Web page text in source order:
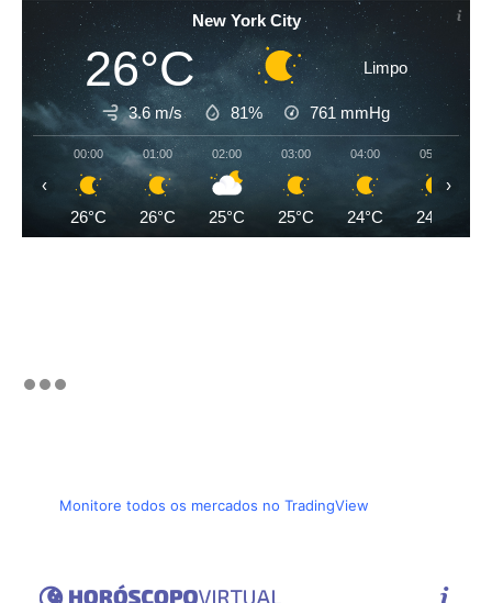
New York City
26°C Limpo
3.6 m/s 81% 761 mmHg
00:00
26°C
01:00
26°C
02:00
25°C
03:00
25°C
04:00
24°C
05:00
24°C
‹ ›
Monitore todos os mercados no TradingView